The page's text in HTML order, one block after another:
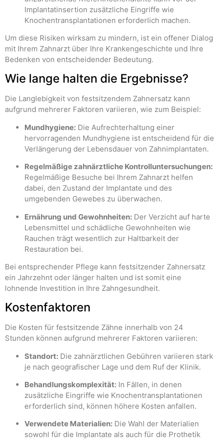
Implantatinsertion zusätzliche Eingriffe wie
Knochentransplantationen erforderlich machen.
Um diese Risiken wirksam zu mindern, ist ein offener Dialog
mit Ihrem Zahnarzt über Ihre Krankengeschichte und Ihre
Bedenken von entscheidender Bedeutung.
Wie lange halten die Ergebnisse?
Die Langlebigkeit von festsitzendem Zahnersatz kann
aufgrund mehrerer Faktoren variieren, wie zum Beispiel:
Mundhygiene: Die Aufrechterhaltung einer
hervorragenden Mundhygiene ist entscheidend für die
Verlängerung der Lebensdauer von Zahnimplantaten.
Regelmäßige zahnärztliche Kontrolluntersuchungen:
Regelmäßige Besuche bei Ihrem Zahnarzt helfen
dabei, den Zustand der Implantate und des
umgebenden Gewebes zu überwachen.
Ernährung und Gewohnheiten: Der Verzicht auf harte
Lebensmittel und schädliche Gewohnheiten wie
Rauchen trägt wesentlich zur Haltbarkeit der
Restauration bei.
Bei entsprechender Pflege kann festsitzender Zahnersatz
ein Jahrzehnt oder länger halten und ist somit eine
lohnende Investition in Ihre Zahngesundheit.
Kostenfaktoren
Die Kosten für festsitzende Zähne innerhalb von 24
Stunden können aufgrund mehrerer Faktoren variieren:
Standort: Die zahnärztlichen Gebühren variieren stark
je nach geografischer Lage und dem Ruf der Klinik.
Behandlungskomplexität: In Fällen, in denen
zusätzliche Eingriffe wie Knochentransplantationen
erforderlich sind, können höhere Kosten anfallen.
Verwendete Materialien: Die Wahl der Materialien
sowohl für die Implantate als auch für die Prothetik